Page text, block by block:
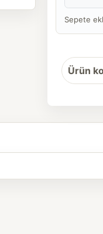
Sepete
Ürün